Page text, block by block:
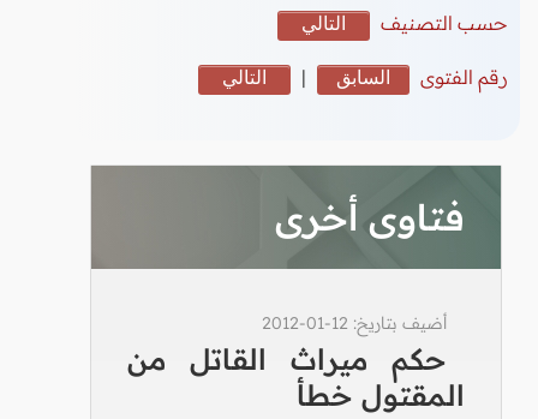
حسب التصنيف
التالي
رقم الفتوى السابق | التالي
فتاوى أخرى
أضيف بتاريخ: 12-01-2012
حكم ميراث القاتل من
المقتول خطأ